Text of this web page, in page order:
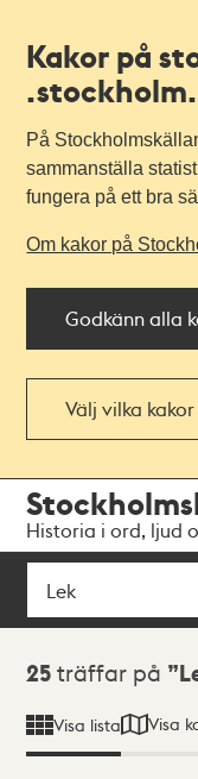
Kakor på
På
sammanställa
fungera på ett bra
Om kakor på
Godkänn alla
Välj vilka
navigationen
huvudinnehållet
Historia i ord, ljud
Sök
Sökresultat
25 träffar på
Visa lista Visa